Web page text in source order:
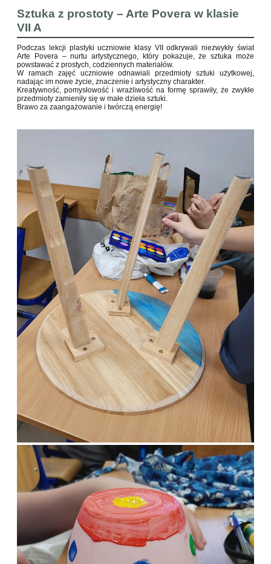
Sztuka z prostoty – Arte Povera w klasie
VII A
Podczas lekcji plastyki uczniowie klasy VII odkrywali niezwykły świat
Arte Povera – nurtu artystycznego, który pokazuje, że sztuka może
powstawać z prostych, codziennych materiałów.
W ramach zajęć uczniowie odnawiali przedmioty sztuki użytkowej,
nadając im nowe życie, znaczenie i artystyczny charakter.
Kreatywność, pomysłowość i wrażliwość na formę sprawiły, że zwykłe
przedmioty zamieniły się w małe dzieła sztuki.
Brawo za zaangażowanie i twórczą energię!